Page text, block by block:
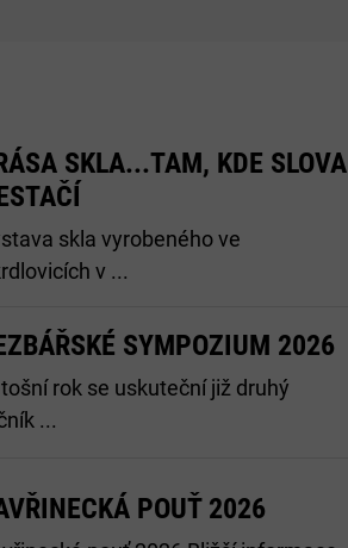
SKLA...TAM, KDE SLOVA
skla vyrobeného ve
v ...
SYMPOZIUM 2026
rok se uskuteční již druhý
...
POUŤ 2026